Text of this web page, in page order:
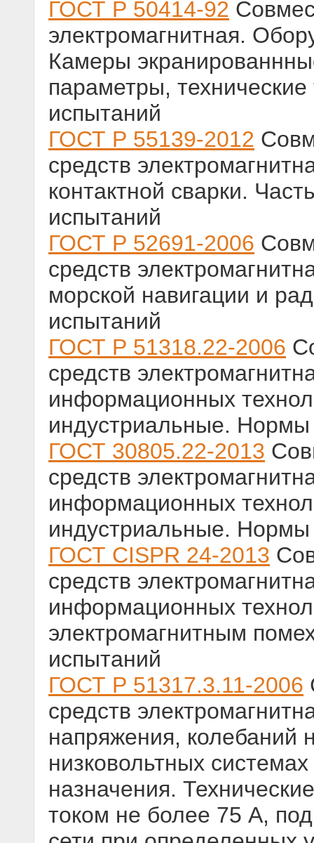
ГОСТ Р 50414-92
электромагнитная.
Камеры
параметры,
испытаний
ГОСТ Р 55139-2012
средств
контактной сварки.
испытаний
ГОСТ Р 52691-2006
средств
морской навигации и
испытаний
ГОСТ Р 51318.22-2006
средств
информационных
индустриальные.
ГОСТ 30805.22-2013
средств
информационных
индустриальные.
ГОСТ CISPR 24-2013
средств
информационных
электромагнитным
испытаний
ГОСТ Р 51317.3.11-2006
средств
напряжения, колебаний
низковольтных
назначения.
током не более 75 А,